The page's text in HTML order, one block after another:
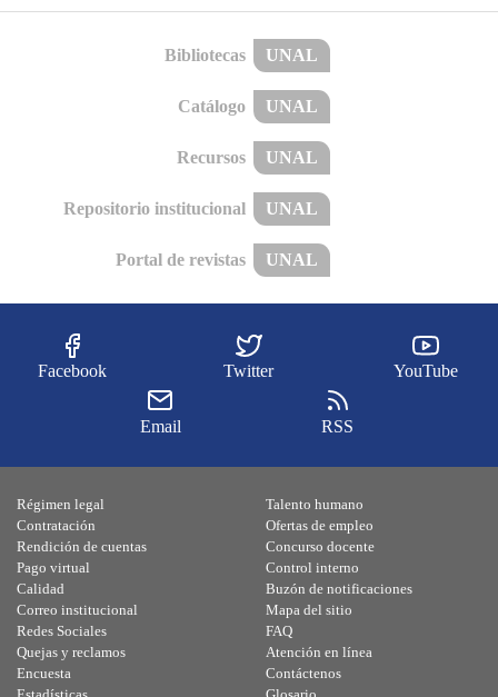
Bibliotecas UNAL
Catálogo UNAL
Recursos UNAL
Repositorio institucional UNAL
Portal de revistas UNAL
Facebook Twitter YouTube
Email RSS
Régimen legal
Contratación
Rendición de cuentas
Pago virtual
Calidad
Talento humano
Ofertas de empleo
Concurso docente
Control interno
Buzón de notificaciones
Correo institucional
Redes Sociales
Quejas y reclamos
Encuesta
Mapa del sitio
FAQ
Atención en línea
Contáctenos